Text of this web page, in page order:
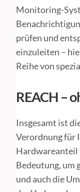
Monitoring-
prüfen und
einzuleiten –
Reihe von
REACH –
Insgesamt ist
Verordnung für
Hardwareanteil
Bedeutung, um
und auch die